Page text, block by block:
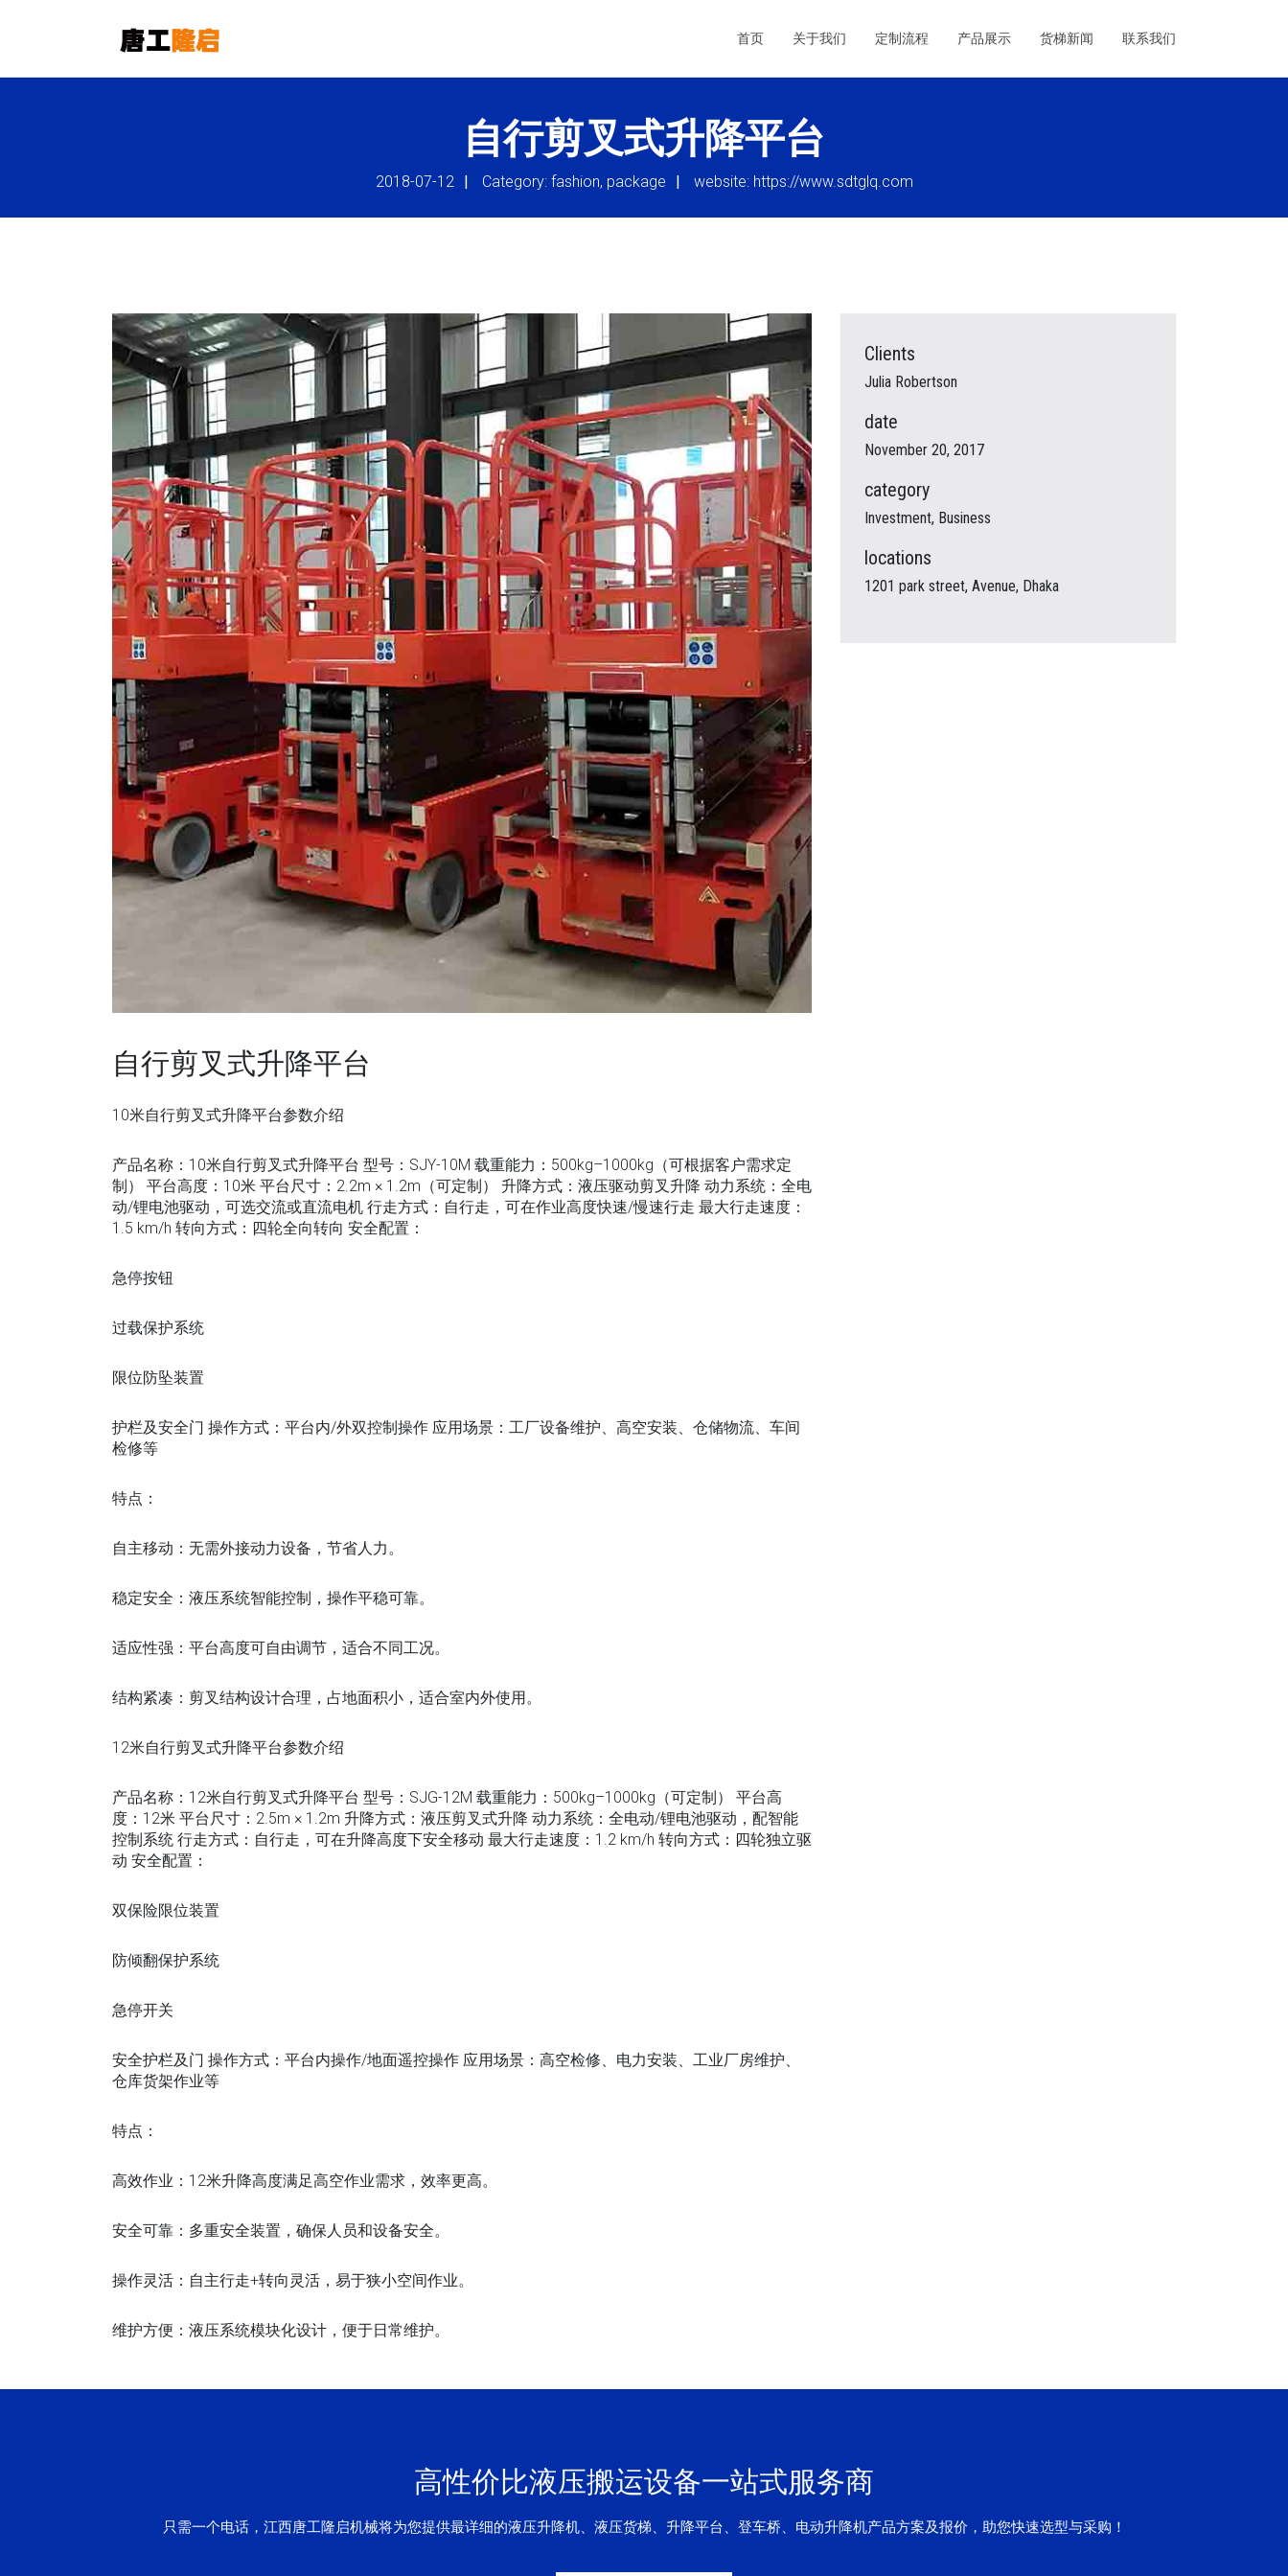
首页 关于我们 定制流程 产品展示 货梯新闻 联系我们
自行剪叉式升降平台
2018-07-12 | Category: fashion, package | website: https://www.sdtglq.com
自行剪叉式升降平台
10米自行剪叉式升降平台参数介绍
产品名称：10米自行剪叉式升降平台 型号：SJY-10M 载重能力：500kg–1000kg（可根据客户需求定
制） 平台高度：10米 平台尺寸：2.2m × 1.2m（可定制） 升降方式：液压驱动剪叉升降 动力系统：全电
动/锂电池驱动，可选交流或直流电机 行走方式：自行走，可在作业高度快速/慢速行走 最大行走速度：
1.5 km/h 转向方式：四轮全向转向 安全配置：
急停按钮
过载保护系统
限位防坠装置
护栏及安全门 操作方式：平台内/外双控制操作 应用场景：工厂设备维护、高空安装、仓储物流、车间
检修等
特点：
自主移动：无需外接动力设备，节省人力。
稳定安全：液压系统智能控制，操作平稳可靠。
适应性强：平台高度可自由调节，适合不同工况。
结构紧凑：剪叉结构设计合理，占地面积小，适合室内外使用。
12米自行剪叉式升降平台参数介绍
产品名称：12米自行剪叉式升降平台 型号：SJG-12M 载重能力：500kg–1000kg（可定制） 平台高
度：12米 平台尺寸：2.5m × 1.2m 升降方式：液压剪叉式升降 动力系统：全电动/锂电池驱动，配智能
控制系统 行走方式：自行走，可在升降高度下安全移动 最大行走速度：1.2 km/h 转向方式：四轮独立驱
动 安全配置：
双保险限位装置
防倾翻保护系统
急停开关
安全护栏及门 操作方式：平台内操作/地面遥控操作 应用场景：高空检修、电力安装、工业厂房维护、
仓库货架作业等
特点：
高效作业：12米升降高度满足高空作业需求，效率更高。
安全可靠：多重安全装置，确保人员和设备安全。
操作灵活：自主行走+转向灵活，易于狭小空间作业。
维护方便：液压系统模块化设计，便于日常维护。
Clients
Julia Robertson
date
November 20, 2017
category
Investment, Business
locations
1201 park street, Avenue, Dhaka
高性价比液压搬运设备一站式服务商
只需一个电话，江西唐工隆启机械将为您提供最详细的液压升降机、液压货梯、升降平台、登车桥、电动升降机产品方案及报价，助您快速选型与采购！